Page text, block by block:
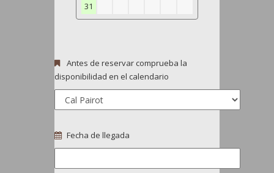
31
Antes de reservar comprueba la
disponibilidad en el calendario
Fecha de llegada